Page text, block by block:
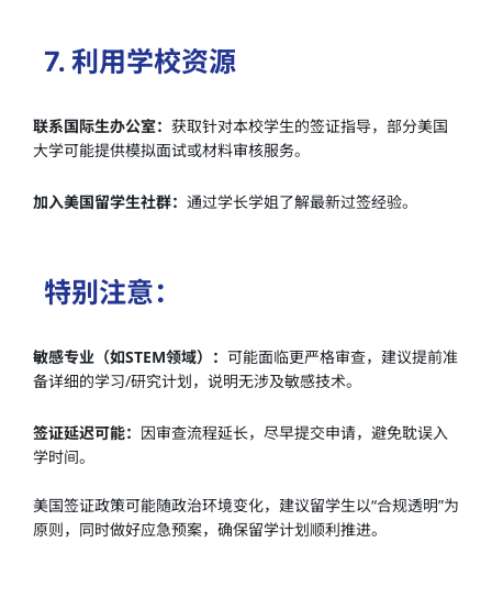
7. 利用学校资源
联系国际生办公室： 获取针对本校学生的签证指导，部分美国
大学可能提供模拟面试或材料审核服务。
加入美国留学生社群： 通过学长学姐了解最新过签经验。
特别注意：
敏感专业（如STEM领域）： 可能面临更严格审查，建议提前准
备详细的学习/研究计划，说明无涉及敏感技术。
签证延迟可能： 因审查流程延长，尽早提交申请，避免耽误入
学时间。
美国签证政策可能随政治环境变化，建议留学生以“合规透明”为
原则，同时做好应急预案，确保留学计划顺利推进。